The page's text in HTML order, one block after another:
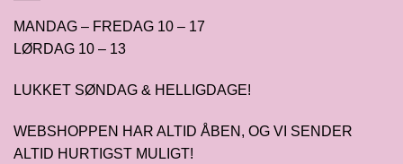
MANDAG – FREDAG 10 – 17
LØRDAG 10 – 13
LUKKET SØNDAG & HELLIGDAGE!
WEBSHOPPEN HAR ALTID ÅBEN, OG VI SENDER
ALTID HURTIGST MULIGT!